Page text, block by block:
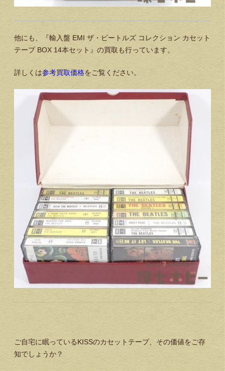
他にも、『輸入盤 EMI ザ・ビートルズ コレクション カセット
テープ BOX 14本セット』の買取も行っています。
詳しくは参考買取価格をご覧ください。
ご自宅に眠っているKISSのカセットテープ、その価値をご存
知でしょうか？